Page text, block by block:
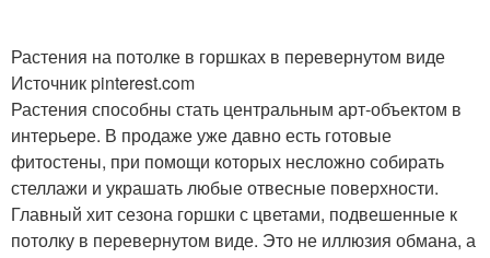
Растения на потолке в горшках в перевернутом виде
Источник pinterest.com
Растения способны стать центральным арт-объектом в
интерьере. В продаже уже давно есть готовые
фитостены, при помощи которых несложно собирать
стеллажи и украшать любые отвесные поверхности.
Главный хит сезона горшки с цветами, подвешенные к
потолку в перевернутом виде. Это не иллюзия обмана, а